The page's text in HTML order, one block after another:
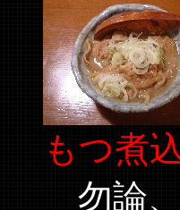
もつ煮
勿論